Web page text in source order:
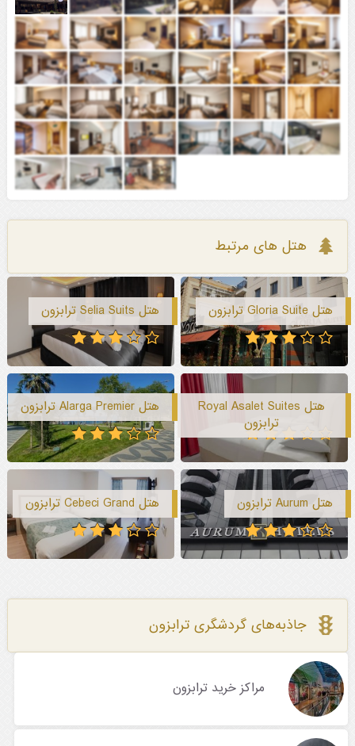
هتل های مرتبط
هتل Gloria Suite ترابزون هتل Selia Suits ترابزون
هتل Royal Asalet Suites
ترابزون
هتل Alarga Premier ترابزون
هتل Aurum ترابزون هتل Cebeci Grand ترابزون
جاذبه‌های گردشگری ترابزون
مراکز خرید ترابزون